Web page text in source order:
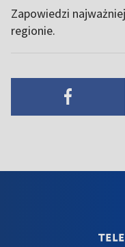
Zapowiedzi
regionie.